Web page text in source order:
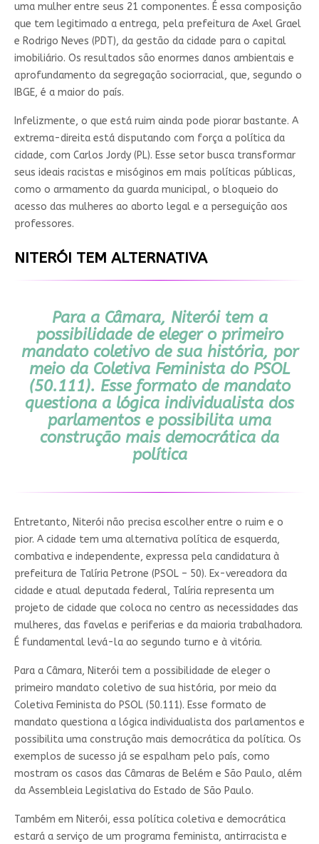
uma mulher entre seus 21 componentes. É essa composição
que tem legitimado a entrega, pela prefeitura de Axel Grael
e Rodrigo Neves (PDT), da gestão da cidade para o capital
imobiliário. Os resultados são enormes danos ambientais e
aprofundamento da segregação sociorracial, que, segundo o
IBGE, é a maior do país.
Infelizmente, o que está ruim ainda pode piorar bastante. A
extrema-direita está disputando com força a política da
cidade, com Carlos Jordy (PL). Esse setor busca transformar
seus ideais racistas e misóginos em mais políticas públicas,
como o armamento da guarda municipal, o bloqueio do
acesso das mulheres ao aborto legal e a perseguição aos
professores.
NITERÓI TEM ALTERNATIVA
Para a Câmara, Niterói tem a
possibilidade de eleger o primeiro
mandato coletivo de sua história, por
meio da Coletiva Feminista do PSOL
(50.111). Esse formato de mandato
questiona a lógica individualista dos
parlamentos e possibilita uma
construção mais democrática da
política
Entretanto, Niterói não precisa escolher entre o ruim e o
pior. A cidade tem uma alternativa política de esquerda,
combativa e independente, expressa pela candidatura à
prefeitura de Talíria Petrone (PSOL – 50). Ex-vereadora da
cidade e atual deputada federal, Talíria representa um
projeto de cidade que coloca no centro as necessidades das
mulheres, das favelas e periferias e da maioria trabalhadora.
É fundamental levá-la ao segundo turno e à vitória.
Para a Câmara, Niterói tem a possibilidade de eleger o
primeiro mandato coletivo de sua história, por meio da
Coletiva Feminista do PSOL (50.111). Esse formato de
mandato questiona a lógica individualista dos parlamentos e
possibilita uma construção mais democrática da política. Os
exemplos de sucesso já se espalham pelo país, como
mostram os casos das Câmaras de Belém e São Paulo, além
da Assembleia Legislativa do Estado de São Paulo.
Também em Niterói, essa política coletiva e democrática
estará a serviço de um programa feminista, antirracista e